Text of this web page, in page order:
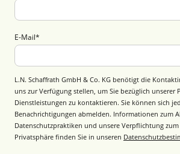
E-Mail*
L.N. Schaffrath GmbH & Co. KG benötigt die
uns zur Verfügung stellen, um Sie bezüglich unserer
Dienstleistungen zu kontaktieren. Sie können sich
Benachrichtigungen abmelden. Informationen zum
Datenschutzpraktiken und unsere Verpflichtung zum
Privatsphäre finden Sie in unseren